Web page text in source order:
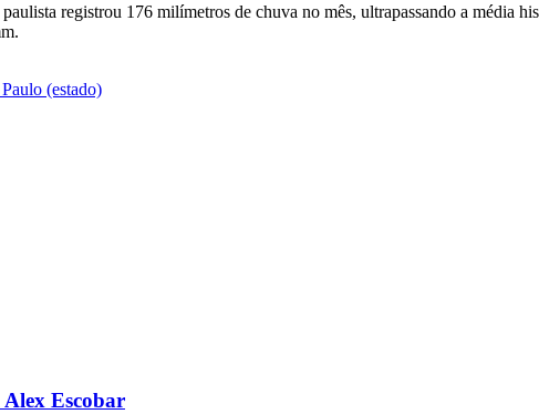
registrou 176 milímetros de chuva no mês, ultrapassando a média
Paulo (estado)
Alex Escobar